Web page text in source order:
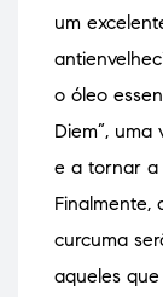
um
o óleo
Diem”,
e a tornar a
Finalmente,
curcuma
aqueles